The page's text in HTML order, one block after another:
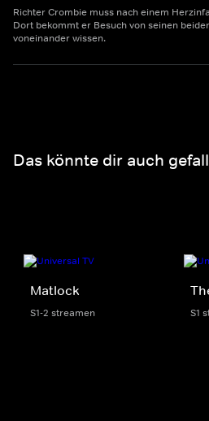
Richter Crombie muss nach einem
Dort bekommt er Besuch von seinen
voneinander wissen.
Das könnte dir auch
Matlock
S1-2 streamen S1